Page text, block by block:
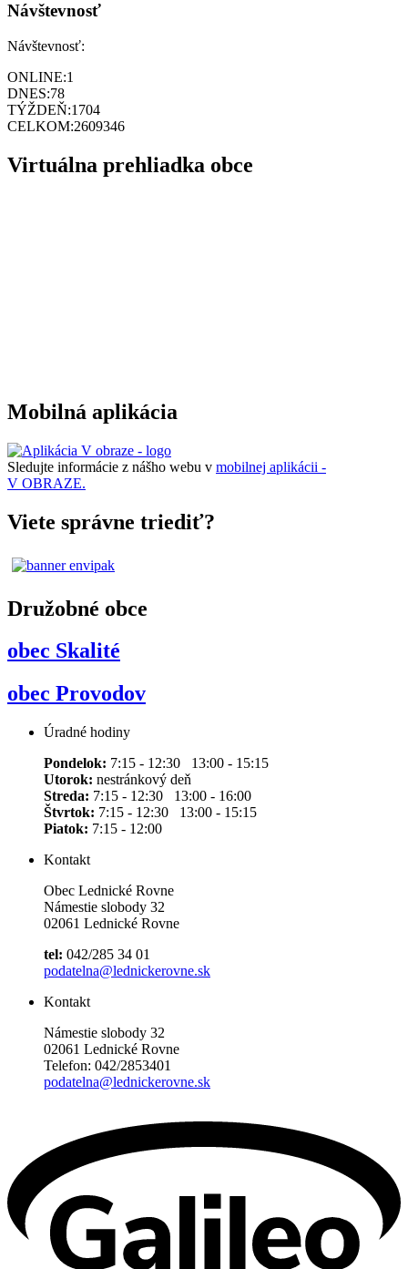
Návštevnosť
Návštevnosť:
ONLINE:1
DNES:78
TÝŽDEŇ:1704
CELKOM:2609346
Virtuálna prehliadka obce
Mobilná aplikácia
Sledujte informácie z nášho webu v mobilnej aplikácii -
V OBRAZE.
Viete správne triediť?
Družobné obce
obec Skalité
obec Provodov
Úradné hodiny
Pondelok: 7:15 - 12:30 13:00 - 15:15
Utorok: nestránkový deň
Streda: 7:15 - 12:30 13:00 - 16:00
Štvrtok: 7:15 - 12:30 13:00 - 15:15
Piatok: 7:15 - 12:00
Kontakt
Obec Lednické Rovne
Námestie slobody 32
02061 Lednické Rovne
tel: 042/285 34 01
podatelna@lednickerovne.sk
Kontakt
Námestie slobody 32
02061 Lednické Rovne
Telefon: 042/2853401
podatelna@lednickerovne.sk